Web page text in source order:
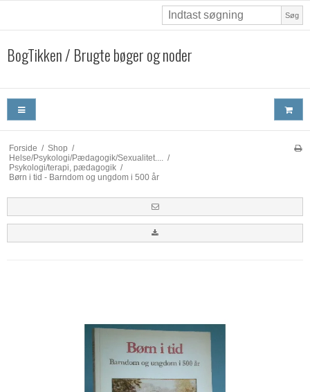
Søg
BogTikken / Brugte bøger og noder
Forside / Shop /
Helse/Psykologi/Pædagogik/Sexualitet....
/
Psykologi/terapi, pædagogik /
Børn i tid - Barndom og ungdom i 500 år